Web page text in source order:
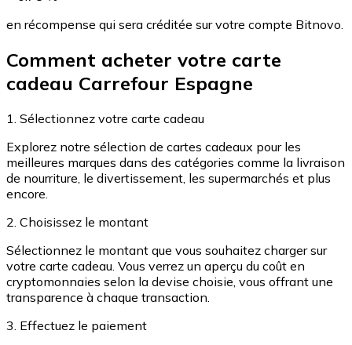
Achetez des cartes-cadeaux de vos marques
en récompense qui sera créditée sur votre compte Bitnovo.
Comment acheter votre carte
cadeau Carrefour Espagne
1. Sélectionnez votre carte cadeau
Explorez notre sélection de cartes cadeaux pour les
meilleures marques dans des catégories comme la livraison
de nourriture, le divertissement, les supermarchés et plus
encore.
2. Choisissez le montant
Sélectionnez le montant que vous souhaitez charger sur
votre carte cadeau. Vous verrez un aperçu du coût en
cryptomonnaies selon la devise choisie, vous offrant une
transparence à chaque transaction.
3. Effectuez le paiement